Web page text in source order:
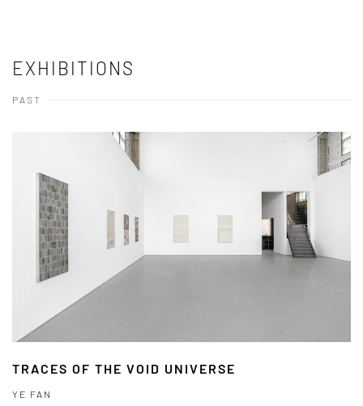
EXHIBITIONS
PAST
TRACES OF THE VOID UNIVERSE
YE FAN